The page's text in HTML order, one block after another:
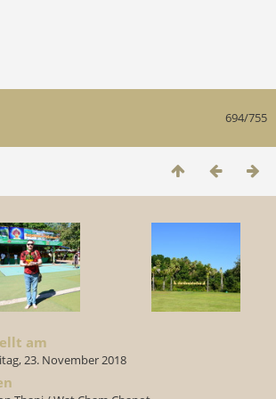
694/755
am
23. November 2018